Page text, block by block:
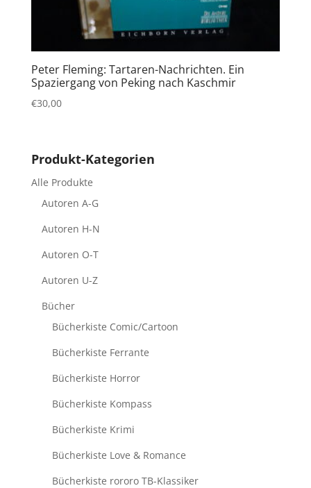
Peter Fleming: Tartaren-Nachrichten. Ein
Spaziergang von Peking nach Kaschmir
€30,00
Produkt-Kategorien
Alle Produkte
Autoren A-G
Autoren H-N
Autoren O-T
Autoren U-Z
Bücher
Bücherkiste Comic/Cartoon
Bücherkiste Ferrante
Bücherkiste Horror
Bücherkiste Kompass
Bücherkiste Krimi
Bücherkiste Love & Romance
Bücherkiste rororo TB-Klassiker